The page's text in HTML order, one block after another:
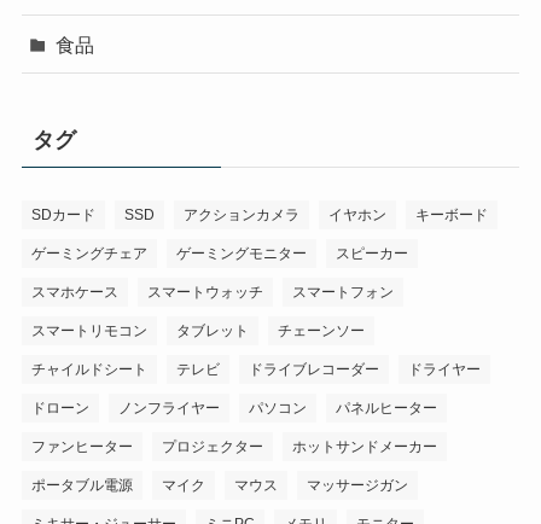
食品
タグ
SDカード SSD アクションカメラ イヤホン キーボード
ゲーミングチェア ゲーミングモニター スピーカー
スマホケース スマートウォッチ スマートフォン
スマートリモコン タブレット チェーンソー
チャイルドシート テレビ ドライブレコーダー ドライヤー
ドローン ノンフライヤー パソコン パネルヒーター
ファンヒーター プロジェクター ホットサンドメーカー
ポータブル電源 マイク マウス マッサージガン